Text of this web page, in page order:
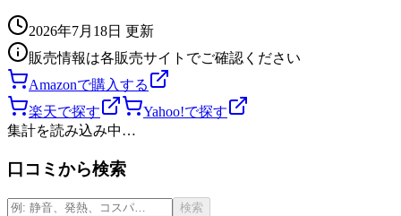
2026年7月18日 更新
販売情報は各販売サイトでご確認ください
Amazonで購入する
楽天で探す
Yahoo!で探す
集計を読み込み中…
口コミから検索
検索